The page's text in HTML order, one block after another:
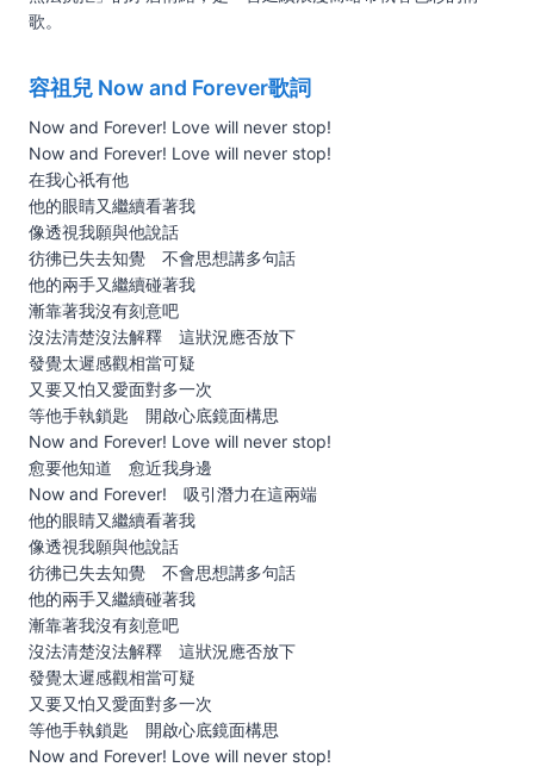
歌。
容祖兒 Now and Forever歌詞
Now and Forever! Love will never stop!
Now and Forever! Love will never stop!
在我心祇有他
他的眼睛又繼續看著我
像透視我願與他說話
彷彿已失去知覺 不會思想講多句話
他的兩手又繼續碰著我
漸靠著我沒有刻意吧
沒法清楚沒法解釋 這狀況應否放下
發覺太遲感觀相當可疑
又要又怕又愛面對多一次
等他手執鎖匙 開啟心底鏡面構思
Now and Forever! Love will never stop!
愈要他知道 愈近我身邊
Now and Forever! 吸引潛力在這兩端
他的眼睛又繼續看著我
像透視我願與他說話
彷彿已失去知覺 不會思想講多句話
他的兩手又繼續碰著我
漸靠著我沒有刻意吧
沒法清楚沒法解釋 這狀況應否放下
發覺太遲感觀相當可疑
又要又怕又愛面對多一次
等他手執鎖匙 開啟心底鏡面構思
Now and Forever! Love will never stop!